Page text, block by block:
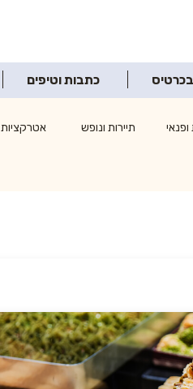
כתבות וטיפים
תיירות ונופש אטרקציות